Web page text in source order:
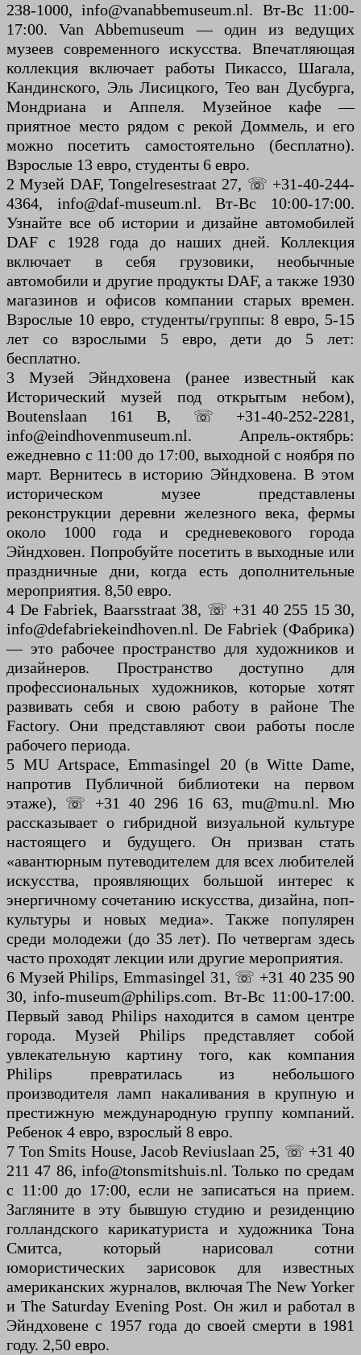
238-1000, info@vanabbemuseum.nl. Вт-Вс 11:00-
17:00. Van Abbemuseum — один из ведущих
музеев современного искусства. Впечатляющая
коллекция включает работы Пикассо, Шагала,
Кандинского, Эль Лисицкого, Тео ван Дусбурга,
Мондриана и Аппеля. Музейное кафе —
приятное место рядом с рекой Доммель, и его
можно посетить самостоятельно (бесплатно).
Взрослые 13 евро, студенты 6 евро.
2 Музей DAF, Tongelresestraat 27, ☏ +31-40-244-
4364, info@daf-museum.nl. Вт-Вс 10:00-17:00.
Узнайте все об истории и дизайне автомобилей
DAF с 1928 года до наших дней. Коллекция
включает в себя грузовики, необычные
автомобили и другие продукты DAF, а также 1930
магазинов и офисов компании старых времен.
Взрослые 10 евро, студенты/группы: 8 евро, 5-15
лет со взрослыми 5 евро, дети до 5 лет:
бесплатно.
3 Музей Эйндховена (ранее известный как
Исторический музей под открытым небом),
Boutenslaan 161 B, ☏ +31-40-252-2281,
info@eindhovenmuseum.nl. Апрель-октябрь:
ежедневно с 11:00 до 17:00, выходной с ноября по
март. Вернитесь в историю Эйндховена. В этом
историческом музее представлены
реконструкции деревни железного века, фермы
около 1000 года и средневекового города
Эйндховен. Попробуйте посетить в выходные или
праздничные дни, когда есть дополнительные
мероприятия. 8,50 евро.
4 De Fabriek, Baarsstraat 38, ☏ +31 40 255 15 30,
info@defabriekeindhoven.nl. De Fabriek (Фабрика)
— это рабочее пространство для художников и
дизайнеров. Пространство доступно для
профессиональных художников, которые хотят
развивать себя и свою работу в районе The
Factory. Они представляют свои работы после
рабочего периода.
5 MU Artspace, Emmasingel 20 (в Witte Dame,
напротив Публичной библиотеки на первом
этаже), ☏ +31 40 296 16 63, mu@mu.nl. Мю
рассказывает о гибридной визуальной культуре
настоящего и будущего. Он призван стать
«авантюрным путеводителем для всех любителей
искусства, проявляющих большой интерес к
энергичному сочетанию искусства, дизайна, поп-
культуры и новых медиа». Также популярен
среди молодежи (до 35 лет). По четвергам здесь
часто проходят лекции или другие мероприятия.
6 Музей Philips, Emmasingel 31, ☏ +31 40 235 90
30, info-museum@philips.com. Вт-Вс 11:00-17:00.
Первый завод Philips находится в самом центре
города. Музей Philips представляет собой
увлекательную картину того, как компания
Philips превратилась из небольшого
производителя ламп накаливания в крупную и
престижную международную группу компаний.
Ребенок 4 евро, взрослый 8 евро.
7 Ton Smits House, Jacob Reviuslaan 25, ☏ +31 40
211 47 86, info@tonsmitshuis.nl. Только по средам
с 11:00 до 17:00, если не записаться на прием.
Загляните в эту бывшую студию и резиденцию
голландского карикатуриста и художника Тона
Смитса, который нарисовал сотни
юмористических зарисовок для известных
американских журналов, включая The New Yorker
и The Saturday Evening Post. Он жил и работал в
Эйндховене с 1957 года до своей смерти в 1981
году. 2,50 евро.